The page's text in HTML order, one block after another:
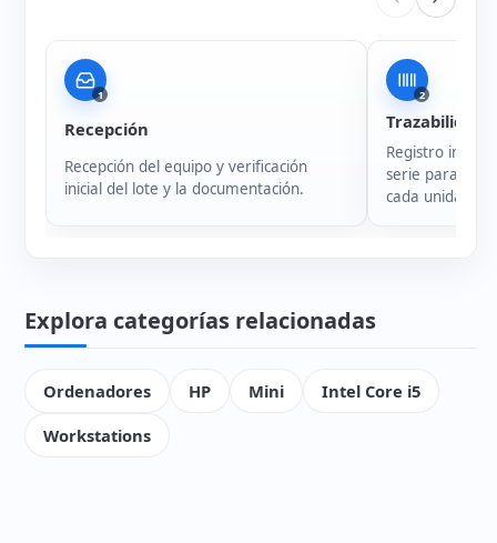
1
Recepción
Recepción del equipo y verificación
inicial del lote y la documentación.
2
Trazabilidad
Registro
serie para
cada unidad.
Explora categorías relacionadas
Ordenadores HP Mini
Intel Core i5
Workstations